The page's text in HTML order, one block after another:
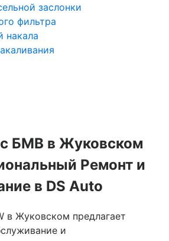
заслонки
фильтра
накала
БМВ в Жуковском
Ремонт и
в DS Auto
в Жуковском предлагает
и